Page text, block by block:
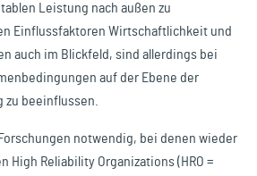
Leistung nach außen zu
Einflussfaktoren Wirtschaftlichkeit und
auch im Blickfeld, sind allerdings bei
auf der Ebene der
zu beeinflussen.
notwendig, bei denen wieder
High Reliability Organizations (HRO =